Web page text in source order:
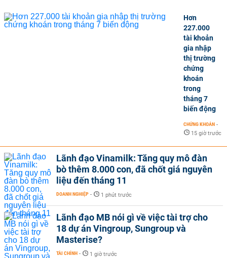
Hơn
227.000
tài khoản
gia nhập
thị trường
chứng
khoán
trong
tháng 7
biến động
CHỨNG KHOÁN -
15 giờ trước
Lãnh đạo Vinamilk: Tăng quy mô đàn
bò thêm 8.000 con, đã chốt giá nguyên
liệu đến tháng 11
DOANH NGHIỆP - 1 phút trước
Lãnh đạo MB nói gì về việc tài trợ cho
18 dự án Vingroup, Sungroup và
Masterise?
TÀI CHÍNH - 1 giờ trước